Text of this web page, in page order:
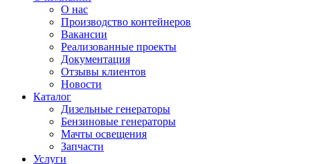
О нас
Производство контейнеров
Вакансии
Реализованные проекты
Документация
Отзывы клиентов
Новости
Каталог
Дизельные генераторы
Бензиновые генераторы
Мачты освещения
Запчасти
Услуги